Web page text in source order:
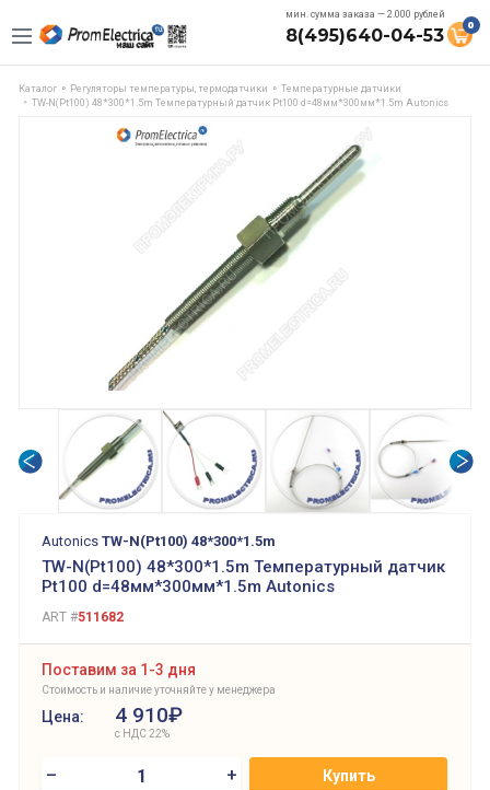
мин. сумма заказа — 2.000 рублей
8(495)640-04-53 0
Каталог Регуляторы температуры, термодатчики
Температурные датчики
TW-N(Pt100) 48*300*1.5m Температурный датчик Pt100 d=48мм*300мм*1.5m Autonics
Autonics TW-N(Pt100) 48*300*1.5m
TW-N(Pt100) 48*300*1.5m Температурный датчик
Pt100 d=48мм*300мм*1.5m Autonics
ART #511682
Поставим за 1-3 дня
Стоимость и наличие уточняйте у менеджера
Цена: 4 910₽
с НДС 22%
– + Купить